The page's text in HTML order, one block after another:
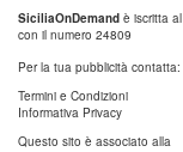
SiciliaOnDemand è iscritta al
con il numero 24809
Per la tua pubblicità contatta:
Termini e Condizioni
Informativa Privacy
Questo sito è associato alla